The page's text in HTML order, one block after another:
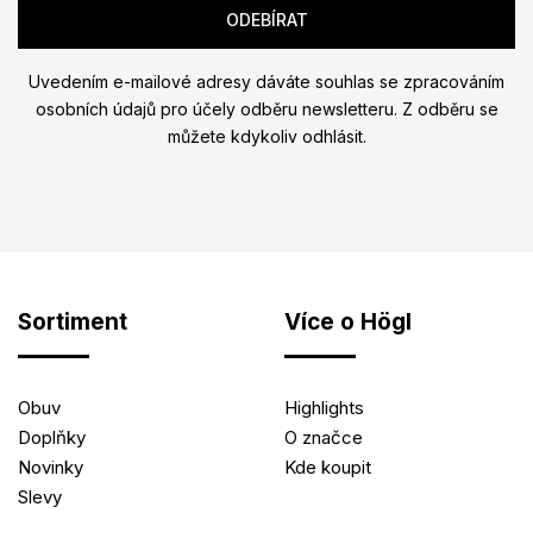
Uvedením e-mailové adresy dáváte souhlas se zpracováním
osobních údajů pro účely odběru newsletteru. Z odběru se
můžete kdykoliv odhlásit.
Sortiment
Obuv
Doplňky
Novinky
Slevy
Více o Högl
Highlights
O značce
Kde koupit